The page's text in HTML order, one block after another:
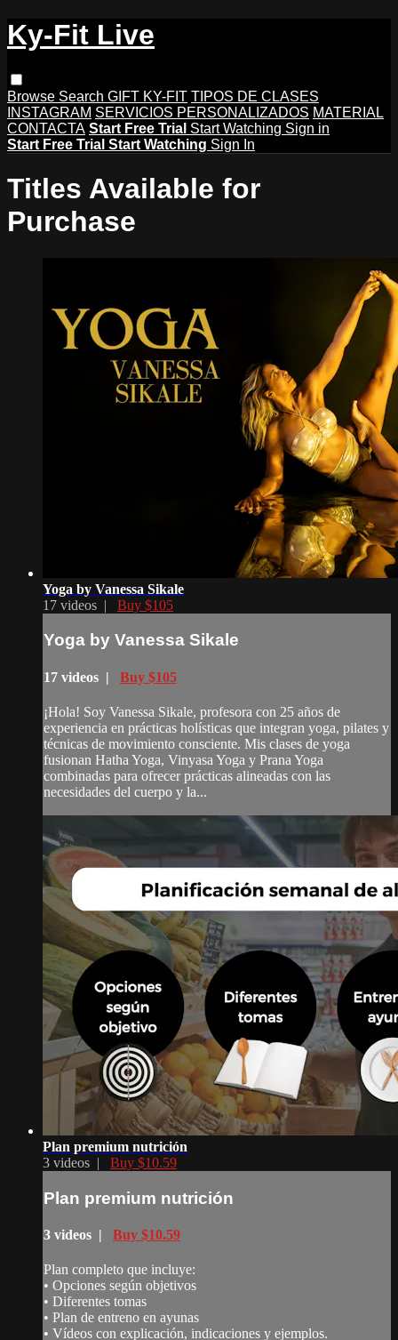
Ky-Fit Live
Browse Search GIFT KY-FIT TIPOS DE CLASES
INSTAGRAM SERVICIOS PERSONALIZADOS MATERIAL
CONTACTA Start Free Trial Start Watching Sign in
Start Free Trial Start Watching Sign In
Titles Available for
Purchase
Yoga by Vanessa Sikale
17 videos | Buy $105
Yoga by Vanessa Sikale
17 videos | Buy $105
¡Hola! Soy Vanessa Sikale, profesora con 25 años de
experiencia en prácticas holísticas que integran yoga, pilates y
técnicas de movimiento consciente. Mis clases de yoga
fusionan Hatha Yoga, Vinyasa Yoga y Prana Yoga
combinadas para ofrecer prácticas alineadas con las
necesidades del cuerpo y la...
Plan premium nutrición
3 videos | Buy $10.59
Plan premium nutrición
3 videos | Buy $10.59
Plan completo que incluye:
• Opciones según objetivos
• Diferentes tomas
• Plan de entreno en ayunas
• Vídeos con explicación, indicaciones y ejemplos.